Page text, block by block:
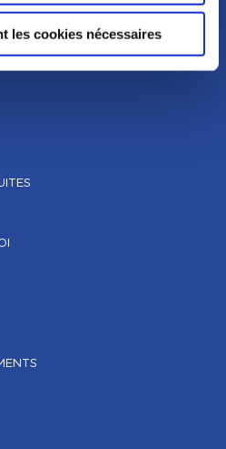
les cookies nécessaires